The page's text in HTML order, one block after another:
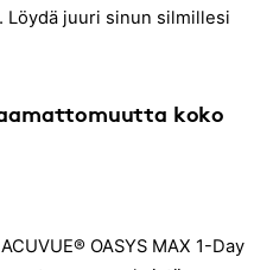
Löydä juuri sinun silmillesi
koko
ACUVUE® OASYS MAX 1-Day